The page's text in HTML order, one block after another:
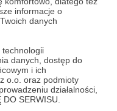
informacje o
danych
technologii
danych, dostęp do
i ich
o.o. oraz podmioty
działalności,
SERWISU.
i zweryfikuj
strony